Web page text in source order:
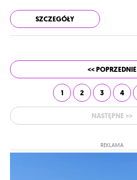
SZCZEGÓŁY
<< POPRZEDNIE
1 2 3 4
NASTĘPNE >>
REKLAMA